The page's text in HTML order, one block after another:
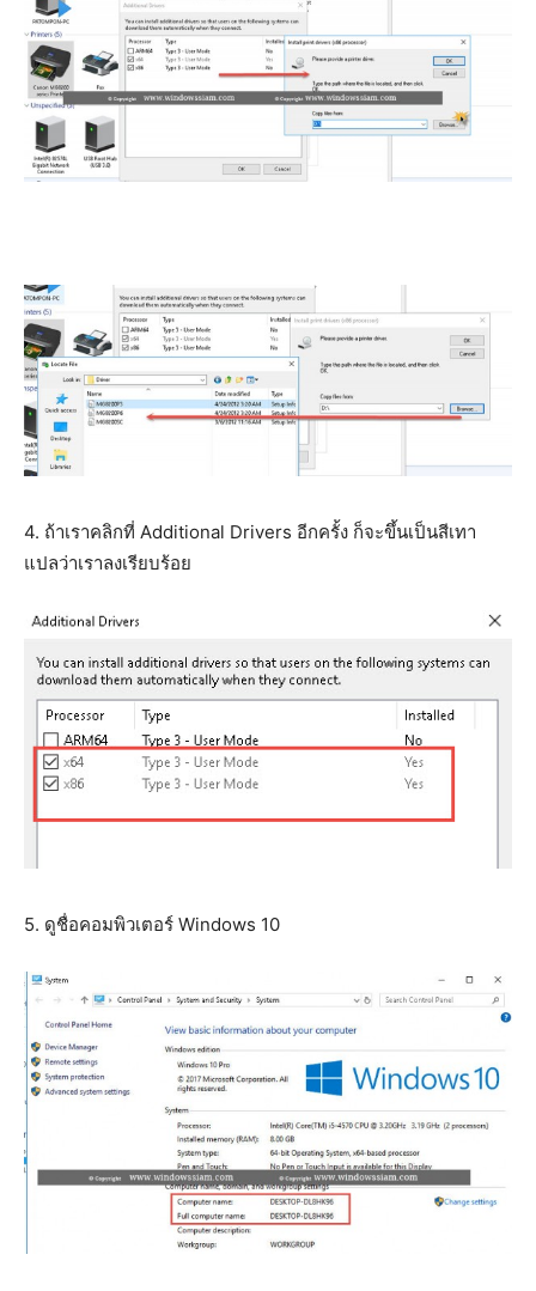
4. ถ้าเราคลิกที่ Additional Drivers อีกครั้ง ก็จะขึ้นเป็นสีเทา
แปลว่าเราลงเรียบร้อย
5. ดูชื่อคอมพิวเตอร์ Windows 10